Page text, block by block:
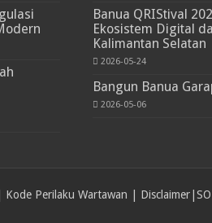
Banua QRIStival
Ekosistem Digital
Kalimantan Selatan
2026-05-24
Bangun Banua
2026-05-06
Kode Perilaku Wartawan Disclaimer|